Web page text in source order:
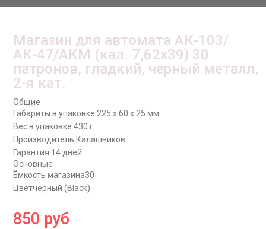
Магазин для автомата АК-103/
АК-47/АКМ (кал. 7,62x39) 30
патронов, гладкий, черный металл,
2-я кат.
Общие
Габариты в упаковке:225 x 60 x 25 мм
Вес в упаковке:430 г
Производитель:Калашников
Гарантия:14 дней
Основные
Ёмкость магазина30
Цветчерный (Black)
850 руб